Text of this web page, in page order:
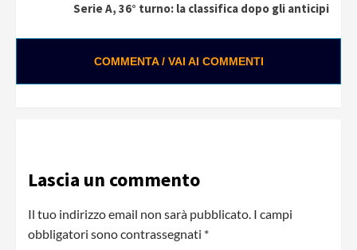
Serie A, 36° turno: la classifica dopo gli anticipi
COMMENTA / VAI AI COMMENTI
0:01 / 0:28
Lascia un commento
Il tuo indirizzo email non sarà pubblicato. I campi
obbligatori sono contrassegnati *